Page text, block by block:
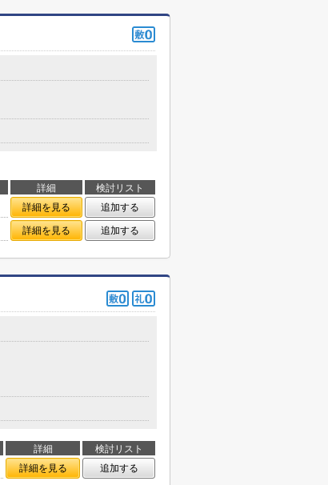
詳細
検討リスト
詳細を見る
追加する
詳細を見る 追加する
詳細
検討リスト
詳細を見る 追加する